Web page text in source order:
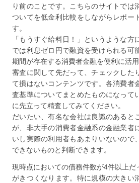
り前のことです。こちらのサイトでは
ついてを低金利比較をしながらレポー
す。
「もうすぐ給料日！」というような
では利息ゼロ円で融資を受けられる可
期間が存在する消費者金融を便利に活用
審査に関して先だって、チェックした
て損はないコンテンツです。各消費者
査基準についてまとめたものになって
に先立って精査してみてください。
だいたい、有名な会社は良識のあると
が、非大手の消費者金融系の金融業者
いし実際の利用者もあまりいないので
できないものと判断できます。
現時点においての債務件数が4件以上
がきつくなります。特に規模の大きい